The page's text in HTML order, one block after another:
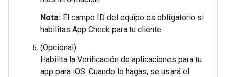
Nota: El campo ID del equipo es obligatorio si
habilitas App Check para tu cliente.
(Opcional)
Habilita la Verificación de aplicaciones para tu
app para iOS. Cuando lo hagas, se usará el